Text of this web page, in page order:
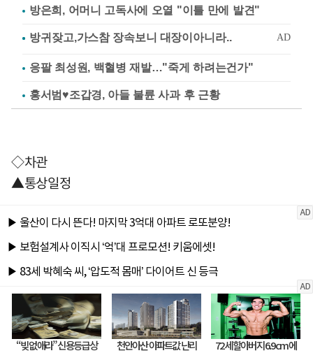
방은희, 어머니 고독사에 오열 "이틀 만에 발견"
응팔 최성원, 백혈병 재발…"죽게 하려는건가"
홍서범♥조갑경, 아들 불륜 사과 후 근황
◇차관
▲통상일정